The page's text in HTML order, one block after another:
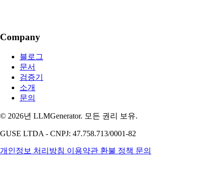
Company
블로그
문서
검증기
소개
문의
© 2026년 LLMGenerator. 모든 권리 보유.
GUSE LTDA - CNPJ: 47.758.713/0001-82
개인정보 처리방침 이용약관 환불 정책 문의